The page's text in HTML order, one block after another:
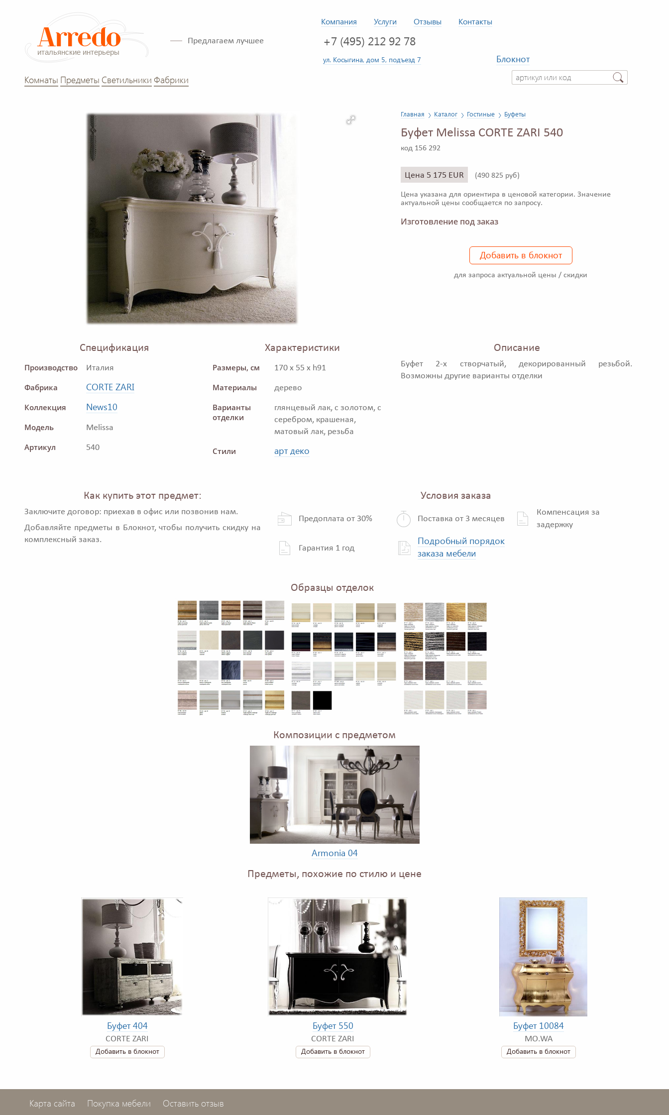
Компания Услуги Отзывы Контакты
Предлагаем лучшее +7 (495) 212 92 78
ул. Косыгина, дом 5, подъезд 7
Блокнот
Комнаты Предметы Светильники Фабрики
Главная Каталог Гостиные Буфеты
Буфет Melissa CORTE ZARI 540
код 156 292
Цена 5 175 EUR (490 825 руб)
Цена указана для ориентира в ценовой категории. Значение
актуальной цены сообщается по запросу.
Изготовление под заказ
Добавить в блокнот
для запроса актуальной цены / скидки
Спецификация
Производство Италия
Фабрика CORTE ZARI
Коллекция News10
Модель Melissa
Артикул 540
Характеристики
Размеры, см 170 x 55 x h91
Материалы дерево
Варианты
отделки
глянцевый лак, с золотом, с
серебром, крашеная,
матовый лак, резьба
Стили арт деко
Описание
Буфет 2-х створчатый, декорированный резьбой.
Возможны другие варианты отделки
Как купить этот предмет:
Заключите договор: приехав в офис или позвонив нам.
Добавляйте предметы в Блокнот, чтобы получить скидку на
комплексный заказ.
Условия заказа
Предоплата от 30% Поставка от 3 месяцев
Компенсация за
задержку
Гарантия 1 год
Подробный порядок
заказа мебели
Образцы отделок
Композиции с предметом
Armonia 04
Предметы, похожие по стилю и цене
Буфет 404
CORTE ZARI
Добавить в блокнот
Буфет 550
CORTE ZARI
Добавить в блокнот
Буфет 10084
MO.WA
Добавить в блокнот
Карта сайта Покупка мебели
Оставить отзыв